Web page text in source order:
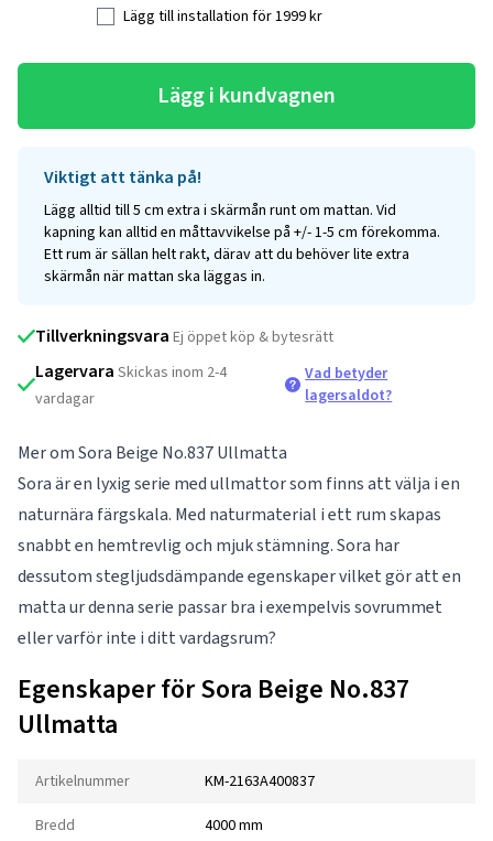
Lägg till installation för1999kr
Lägg i kundvagnen
Viktigt att tänka på!
Lägg alltid till 5 cm extra i skärmån runt om mattan. Vid
kapning kan alltid en måttavvikelse på +/- 1-5 cm förekomma.
Ett rum är sällan helt rakt, därav att du behöver lite extra
skärmån när mattan ska läggas in.
Tillverkningsvara Ej öppet köp & bytesrätt
Lagervara Skickas inom 2-4
vardagar
Vad betyder
lagersaldot?
Mer om Sora Beige No.837 Ullmatta
Sora är en lyxig serie med ullmattor som finns att välja i en
naturnära färgskala. Med naturmaterial i ett rum skapas
snabbt en hemtrevlig och mjuk stämning. Sora har
dessutom stegljudsdämpande egenskaper vilket gör att en
matta ur denna serie passar bra i exempelvis sovrummet
eller varför inte i ditt vardagsrum?
Egenskaper för Sora Beige No.837
Ullmatta
Artikelnummer KM-2163A400837
Bredd 4000 mm